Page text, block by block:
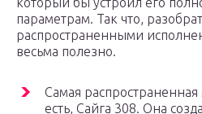
параметрам. Так что,
распространенными
весьма полезно.
Самая распространенная
есть, Сайга 308. Она